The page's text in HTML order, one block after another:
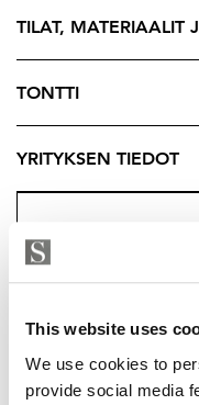
This website uses
We use cookies to
provide social media
TILAT, MATERIAALIT
TONTTI
YRITYKSEN TIEDOT